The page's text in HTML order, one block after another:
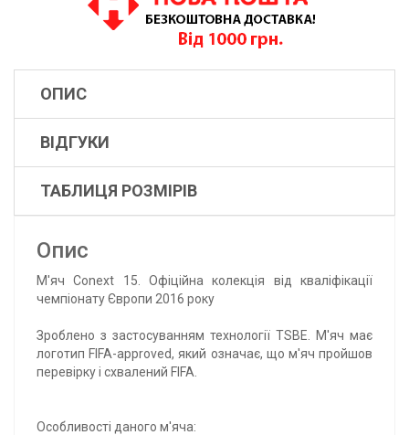
ОПИС
ВІДГУКИ
ТАБЛИЦЯ РОЗМІРІВ
Опис
М'яч Conext 15. Офіційна колекція від кваліфікації
чемпіонату Європи 2016 року
Зроблено з застосуванням технології TSBE. М'яч має
логотип FIFA-approved, який означає, що м'яч пройшов
перевірку і схвалений FIFA.
Особливості даного м'яча: